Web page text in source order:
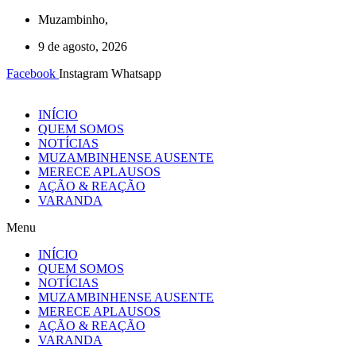
Muzambinho,
9 de agosto, 2026
Facebook Instagram Whatsapp
INÍCIO
QUEM SOMOS
NOTÍCIAS
MUZAMBINHENSE AUSENTE
MERECE APLAUSOS
AÇÃO & REAÇÃO
VARANDA
Menu
INÍCIO
QUEM SOMOS
NOTÍCIAS
MUZAMBINHENSE AUSENTE
MERECE APLAUSOS
AÇÃO & REAÇÃO
VARANDA